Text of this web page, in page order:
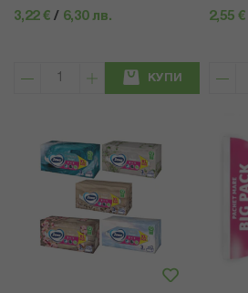
3,22 € / 6,30 лв.
КУПИ
2,55 €